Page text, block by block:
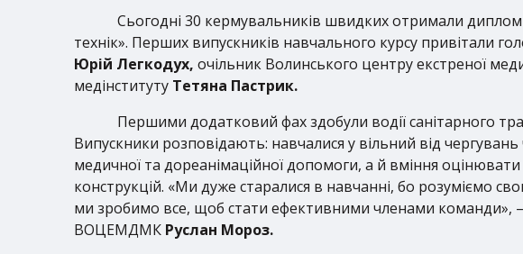
Сьогодні 30 кермувальників швидких отримали
технік». Перших випускників навчального курсу привітали
Юрій Легкодух, очільник Волинського центру екстреної
медінституту Тетяна Пастрик.
Першими додатковий фах здобули водії санітарного
Випускники розповідають: навчалися у вільний від
медичної та дореанімаційної допомоги, а й вміння
конструкцій. «Ми дуже старалися в навчанні, бо розуміємо
ми зробимо все, щоб стати ефективними членами команди», –
ВОЦЕМДМК Руслан Мороз.